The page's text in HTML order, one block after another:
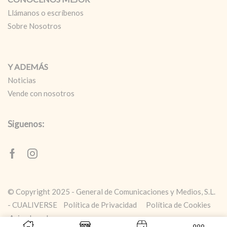
Llámanos o escríbenos
Sobre Nosotros
Y ADEMÁS
Noticias
Vende con nosotros
Siguenos:
FacebookInstagram
© Copyright 2025 - General de Comunicaciones y Medios, S.L.
- CUALIVERSE
Política de Privacidad
Política de Cookies
Aviso Legal